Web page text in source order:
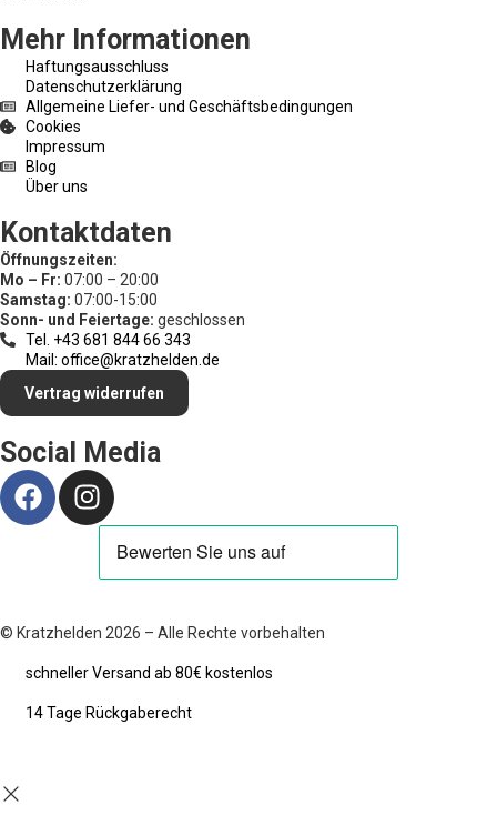
Mehr Informationen
Haftungsausschluss
Datenschutzerklärung
Allgemeine Liefer- und Geschäftsbedingungen
Cookies
Impressum
Blog
Über uns
Kontaktdaten
Öffnungszeiten:
Mo – Fr: 07:00 – 20:00
Samstag: 07:00-15:00
Sonn- und Feiertage: geschlossen
Tel. +43 681 844 66 343
Mail: office@kratzhelden.de
Vertrag widerrufen
Social Media
© Kratzhelden 2026 – Alle Rechte vorbehalten
schneller Versand ab 80€ kostenlos
14 Tage Rückgaberecht